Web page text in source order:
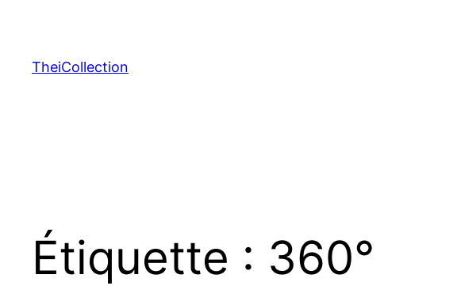
contenu
TheiCollection
Étiquette : 360°